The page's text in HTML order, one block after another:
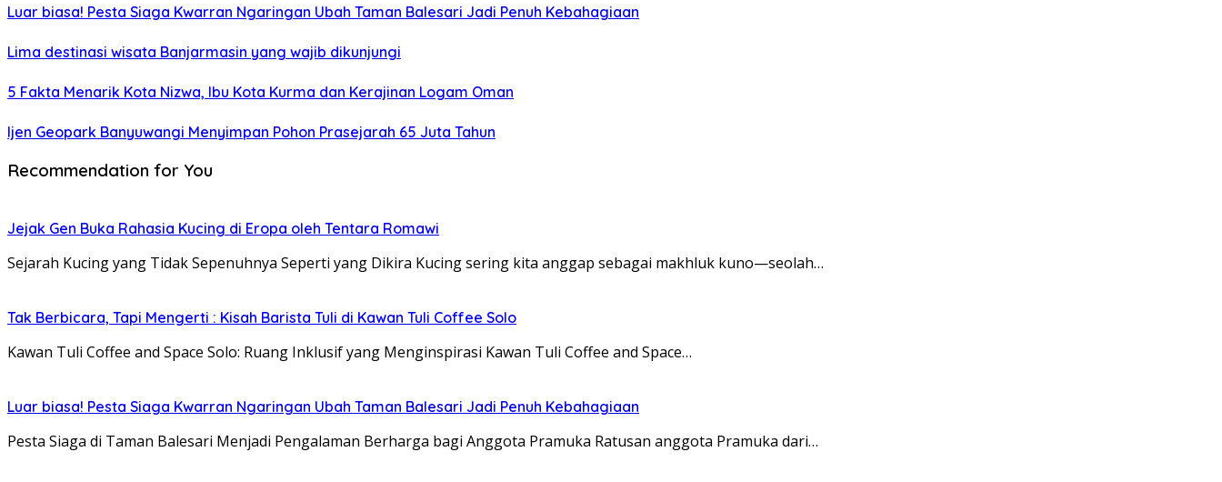
Luar biasa! Pesta Siaga Kwarran Ngaringan Ubah Taman Balesari Jadi Penuh Kebahagiaan
Lima destinasi wisata Banjarmasin yang wajib dikunjungi
5 Fakta Menarik Kota Nizwa, Ibu Kota Kurma dan Kerajinan Logam Oman
Ijen Geopark Banyuwangi Menyimpan Pohon Prasejarah 65 Juta Tahun
Recommendation for You
Jejak Gen Buka Rahasia Kucing di Eropa oleh Tentara Romawi
Sejarah Kucing yang Tidak Sepenuhnya Seperti yang Dikira Kucing sering kita anggap sebagai makhluk kuno—seolah…
Tak Berbicara, Tapi Mengerti : Kisah Barista Tuli di Kawan Tuli Coffee Solo
Kawan Tuli Coffee and Space Solo: Ruang Inklusif yang Menginspirasi Kawan Tuli Coffee and Space…
Luar biasa! Pesta Siaga Kwarran Ngaringan Ubah Taman Balesari Jadi Penuh Kebahagiaan
Pesta Siaga di Taman Balesari Menjadi Pengalaman Berharga bagi Anggota Pramuka Ratusan anggota Pramuka dari…